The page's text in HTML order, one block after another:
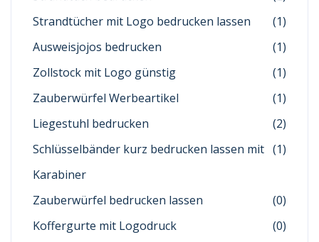
Strandtücher mit Logo bedrucken lassen
(1)
Ausweisjojos bedrucken
(1)
Zollstock mit Logo günstig
(1)
Zauberwürfel Werbeartikel
(1)
Liegestuhl bedrucken
(2)
Schlüsselbänder kurz bedrucken lassen mit
Karabiner
(1)
Zauberwürfel bedrucken lassen
(0)
Koffergurte mit Logodruck
(0)